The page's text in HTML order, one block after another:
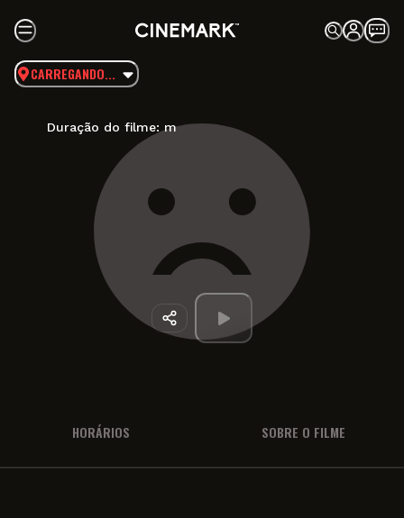
CARREGANDO...
Duração do filme: m
HORÁRIOS SOBRE O FILME